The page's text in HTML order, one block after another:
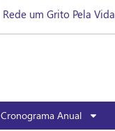
Rede um Grito Pela Vida
Cronograma Anual